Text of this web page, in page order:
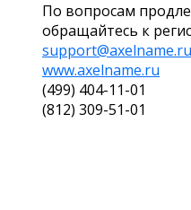
По вопросам
обращайтесь к
support@axelname.ru
www.axelname.ru
(499) 404-11-01
(812) 309-51-01